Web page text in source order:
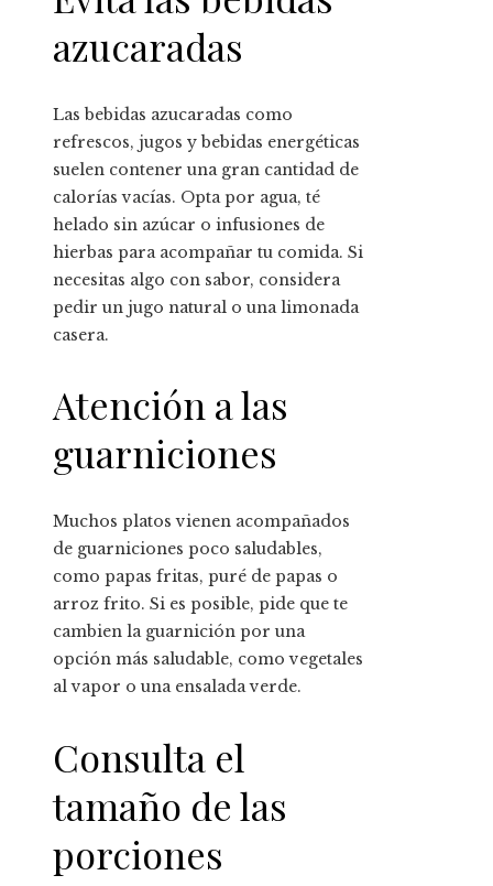
azucaradas
Las bebidas azucaradas como
refrescos, jugos y bebidas energéticas
suelen contener una gran cantidad de
calorías vacías. Opta por agua, té
helado sin azúcar o infusiones de
hierbas para acompañar tu comida. Si
necesitas algo con sabor, considera
pedir un jugo natural o una limonada
casera.
Atención a las
guarniciones
Muchos platos vienen acompañados
de guarniciones poco saludables,
como papas fritas, puré de papas o
arroz frito. Si es posible, pide que te
cambien la guarnición por una
opción más saludable, como vegetales
al vapor o una ensalada verde.
Consulta el
tamaño de las
porciones